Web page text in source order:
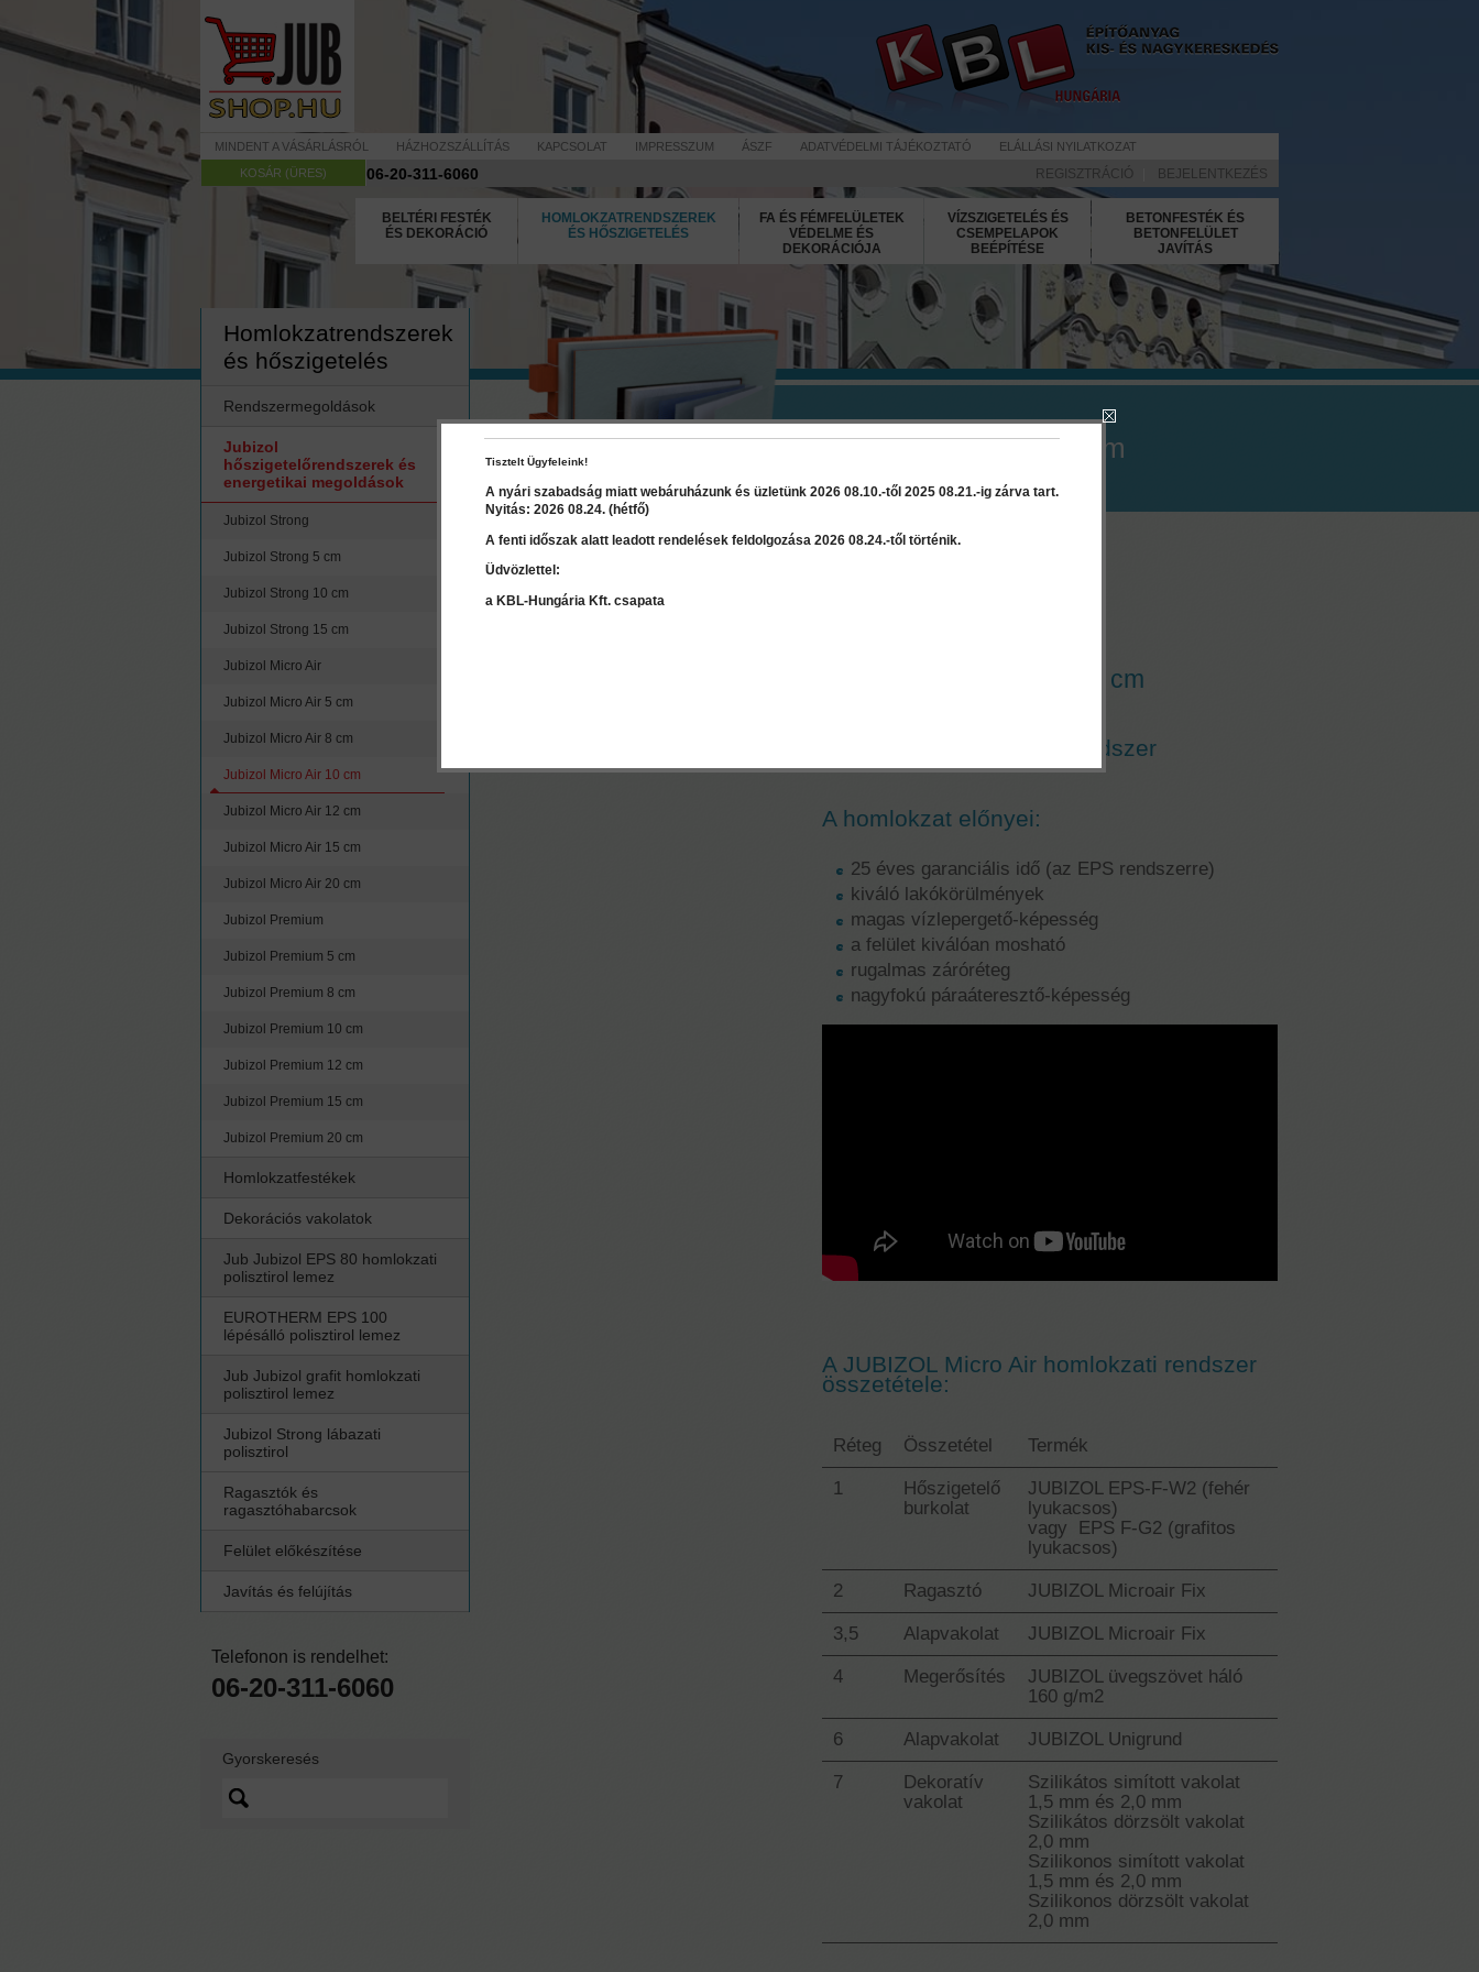
MINDENT A VÁSÁRLÁSRÓL HÁZHOZSZÁLLÍTÁS KAPCSOLAT IMPRESSZUM ÁSZF ADATVÉDELMI TÁJÉKOZTATÓ
ELÁLLÁSI NYILATKOZAT
KOSÁR (ÜRES)
06-20-311-6060 REGISZTRÁCIÓ BEJELENTKEZÉS
BELTÉRI FESTÉK
ÉS DEKORÁCIÓ
HOMLOKZATRENDSZEREK
ÉS HŐSZIGETELÉS
FA ÉS FÉMFELÜLETEK
VÉDELME ÉS
DEKORÁCIÓJA
VÍZSZIGETELÉS ÉS
CSEMPELAPOK
BEÉPÍTÉSE
BETONFESTÉK ÉS
BETONFELÜLET
JAVÍTÁS
Homlokzatrendszerek
és hőszigetelés
Rendszermegoldások
Jubizol
hőszigetelőrendszerek és
energetikai megoldások
Jubizol Strong
Jubizol Strong 5 cm
Jubizol Strong 10 cm
Jubizol Strong 15 cm
Jubizol Micro Air
Jubizol Micro Air 5 cm
Jubizol Micro Air 8 cm
Jubizol Micro Air 10 cm
Jubizol Micro Air 12 cm
Jubizol Micro Air 15 cm
Jubizol Micro Air 20 cm
Jubizol Premium
Jubizol Premium 5 cm
Jubizol Premium 8 cm
Jubizol Premium 10 cm
Jubizol Premium 12 cm
Jubizol Premium 15 cm
Jubizol Premium 20 cm
Homlokzatfestékek
Dekorációs vakolatok
Jub Jubizol EPS 80 homlokzati
polisztirol lemez
EUROTHERM EPS 100
lépésálló polisztirol lemez
Jub Jubizol grafit homlokzati
polisztirol lemez
Jubizol Strong lábazati
polisztirol
Ragasztók és
ragasztóhabarcsok
Felület előkészítése
Javítás és felújítás
Telefonon is rendelhet:
06-20-311-6060
Gyorskeresés
Jubizol Micro Air 10 cm
hőszigetelőrendszer - 10 cm
homlokzati hőszigetelőrendszer
A homlokzat előnyei:
25 éves garanciális idő (az EPS rendszerre)
kiváló lakókörülmények
magas vízlepergető-képesség
a felület kiválóan mosható
rugalmas záróréteg
nagyfokú páraáteresztő-képesség
A JUBIZOL Micro Air homlokzati rendszer
összetétele:
Réteg Összetétel Termék
1
Hőszigetelő
burkolat
JUBIZOL EPS-F-W2 (fehér
lyukacsos)
vagy EPS F-G2 (grafitos
lyukacsos)
2 Ragasztó JUBIZOL Microair Fix
3,5 Alapvakolat JUBIZOL Microair Fix
4 Megerősítés
JUBIZOL üvegszövet háló
160 g/m2
6 Alapvakolat JUBIZOL Unigrund
7
Dekoratív
vakolat
Szilikátos simított vakolat
1,5 mm és 2,0 mm
Szilikátos dörzsölt vakolat
2,0 mm
Szilikonos simított vakolat
1,5 mm és 2,0 mm
Szilikonos dörzsölt vakolat
2,0 mm
Szaktanácsadás / Árajánlat
Tisztelt Ügyfeleink!
A nyári szabadság miatt webáruházunk és üzletünk 2026 08.10.-től 2025 08.21.-ig zárva tart.
Nyitás: 2026 08.24. (hétfő)
A fenti időszak alatt leadott rendelések feldolgozása 2026 08.24.-től történik.
Üdvözlettel:
a KBL-Hungária Kft. csapata